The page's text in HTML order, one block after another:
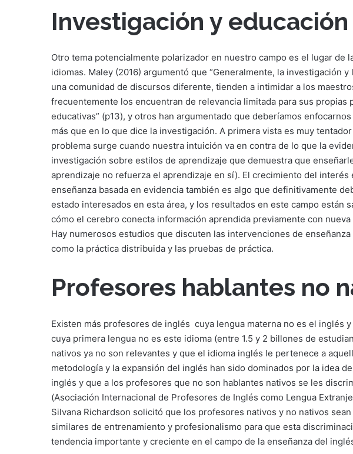
Investigación y educación
Otro tema potencialmente polarizador en nuestro campo es el lugar de
idiomas. Maley (2016) argumentó que “Generalmente, la investigación
una comunidad de discursos diferente, tienden a intimidar a los
frecuentemente los encuentran de relevancia limitada para sus propias
educativas” (p13), y otros han argumentado que deberíamos
más que en lo que dice la investigación. A primera vista es muy
problema surge cuando nuestra intuición va en contra de lo que la
investigación sobre estilos de aprendizaje que demuestra que
aprendizaje no refuerza el aprendizaje en sí). El crecimiento del interés
enseñanza basada en evidencia también es algo que definitivamente
estado interesados en esta área, y los resultados en este campo están
cómo el cerebro conecta información aprendida previamente con
Hay numerosos estudios que discuten las intervenciones de
como la práctica distribuida y las pruebas de práctica.
Profesores hablantes no
Existen más profesores de inglés cuya lengua materna no es el inglés
cuya primera lengua no es este idioma (entre 1.5 y 2 billones de
nativos ya no son relevantes y que el idioma inglés le pertenece a
metodología y la expansión del inglés han sido dominados por la idea
inglés y que a los profesores que no son hablantes nativos se les
(Asociación Internacional de Profesores de Inglés como Lengua
Silvana Richardson solicitó que los profesores nativos y no nativos
similares de entrenamiento y profesionalismo para que esta
tendencia importante y creciente en el campo de la enseñanza del